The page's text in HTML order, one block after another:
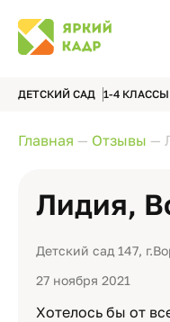
ДЕТСКИЙ САД 1-4 КЛАССЫ
Главная — Отзывы —
Лидия,
Детский сад 147,
27 ноября 2021
Хотелось бы от